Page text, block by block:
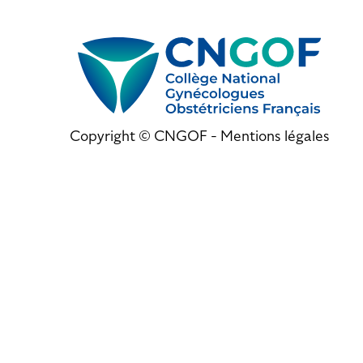
Copyright © CNGOF - Mentions légales